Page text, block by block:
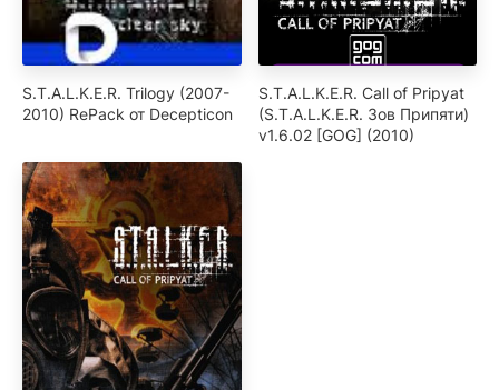
S.T.A.L.K.E.R. Trilogy (2007-
2010) RePack от Decepticon
S.T.A.L.K.E.R. Call of Pripyat
(S.T.A.L.K.E.R. Зов Припяти)
v1.6.02 [GOG] (2010)